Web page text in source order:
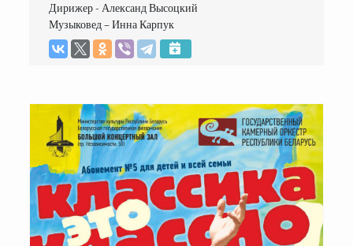
Дирижер - Александ Высоцкий
Музыковед – Инна Карпук